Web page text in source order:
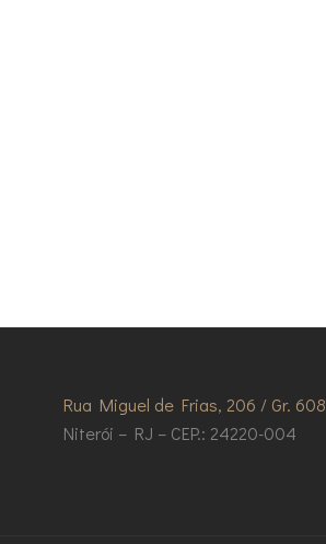
Rua Miguel de Frias, 206 / Gr. 608
Niterói – RJ – CEP.: 24220-004